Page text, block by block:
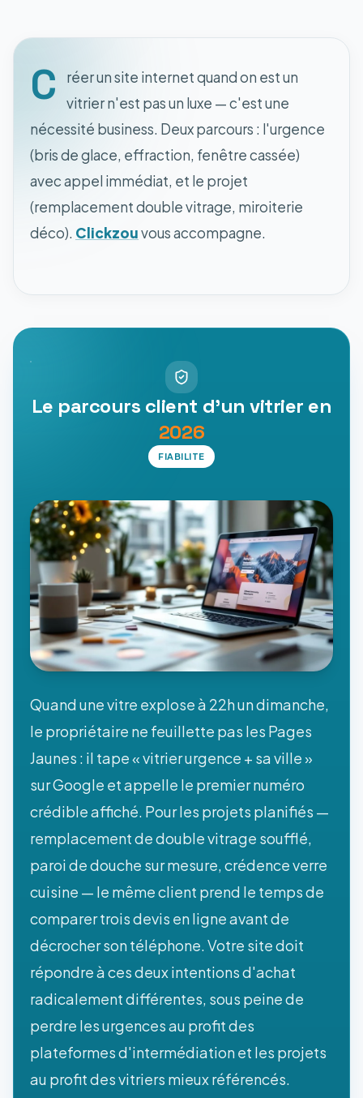
C
réer un site internet quand on est un
vitrier n'est pas un luxe — c'est une
nécessité business. Deux parcours : l'urgence
(bris de glace, effraction, fenêtre cassée)
avec appel immédiat, et le projet
(remplacement double vitrage, miroiterie
déco). Clickzouvous accompagne.
Le parcours client d'un vitrier en
2026
FIABILITE
Quand une vitre explose à 22h un dimanche,
le propriétaire ne feuillette pas les Pages
Jaunes : il tape « vitrier urgence + sa ville »
sur Google et appelle le premier numéro
crédible affiché. Pour les projets planifiés —
remplacement de double vitrage soufflé,
paroi de douche sur mesure, crédence verre
cuisine — le même client prend le temps de
comparer trois devis en ligne avant de
décrocher son téléphone. Votre site doit
répondre à ces deux intentions d'achat
radicalement différentes, sous peine de
perdre les urgences au profit des
plateformes d'intermédiation et les projets
au profit des vitriers mieux référencés.